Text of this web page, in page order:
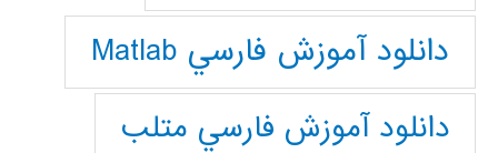
دانلود آموزش فارسي Matlab
دانلود آموزش فارسي متلب